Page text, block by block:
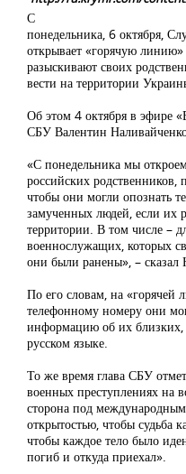
С
понедельника, 6 октября,
открывает «горячую
разыскивают своих
вести на территории
Об этом 4 октября в эфире
СБУ Валентин
«С понедельника мы
российских родственников,
чтобы они могли опознать
замученных людей, если их
территории. В том числе –
военнослужащих, которых
они были ранены», – сказал
По его словам, на
телефонному номеру они
информацию об их близких,
русском языке.
То же время глава СБУ
военных преступлениях на
сторона под
открытостью, чтобы судьба
чтобы каждое тело было
погиб и откуда приехал».